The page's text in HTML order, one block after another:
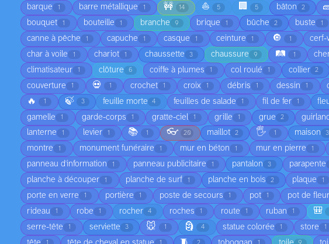
barque 1 barre métallique 1 🚧 14 ⛵ 5 🏢 5 bâton 2
bouquet 1 bouteille 1 branche 9 brique 1 bûche 2 buste 1
canne à pêche 1 capuche 1 casque 1 ceinture 1 🔘 1 cerf-
char à voile 1 chariot 1 chaussette 3 chaussure 9 🛤️ 1
climatisateur 1 clôture 6 coiffe à plumes 1 col roulé 1 collier 2
couverture 1 💀 1 crochet 1 croix 1 débris 1 dessin 1
🔥 1 🍃 3 feuille morte 4 feuilles de salade 1 fil de fer 1
gamelle 1 garde-corps 1 gratte-ciel 1 grille 1 grue 2
lanterne 1 levier 1 📚 1 👓 20 maillot 2 🖐️ 1 maison 3
montre 1 monument funéraire 1 mur en béton 1 mur en pierre 1
panneau d'information 1 panneau publicitaire 1 pantalon 3 parapente
planche à découper 1 planche de surf 1 planche en bois 2 plaque 1
porte en verre 1 portière 1 poste de secours 1 pot 1 pot de fleur
rideau 1 robe 1 rocher 4 roches 1 route 1 ruban 1 🎒
serre-tête 1 serviette 3 🐭 1 🗿 4 statue colorée 1 store 1